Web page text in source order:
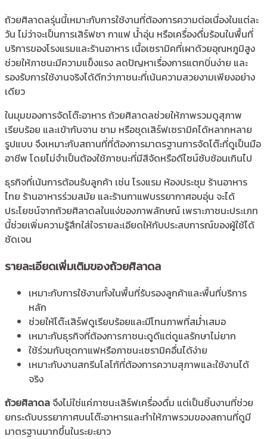
ถ้วยศิลาดลรุ่นนี้เหมาะกับการใช้งานที่ต้องการความต่อเนื่องในแต่ละ
วัน ไม่ว่าจะเป็นการเสิร์ฟชา กาแฟ น้ำอุ่น หรือเครื่องดื่มร้อนในพื้นที่
บริการของโรงแรมและร้านอาหาร เนื้อเซรามิคที่เผาด้วยอุณหภูมิสูง
ช่วยให้ภาชนะมีความแข็งแรง ลดปัญหาเรื่องการแตกบิ่นง่าย และ
รองรับการใช้งานจริงได้ดีกว่าภาชนะที่เน้นความสวยงามเพียงอย่าง
เดียว
ในมุมของการจัดโต๊ะอาหาร ถ้วยศิลาดลช่วยให้ภาพรวมดูสุภาพ
เรียบร้อย และเข้ากับจาน ชาม หรือชุดเสิร์ฟเซรามิคได้หลากหลาย
รูปแบบ จึงเหมาะกับสถานที่ที่ต้องการมาตรฐานการจัดโต๊ะที่ดูเป็นมือ
อาชีพ โดยไม่จำเป็นต้องใช้ภาชนะที่มีสีจัดหรือดีไซน์ซับซ้อนเกินไป
ธุรกิจที่เน้นการต้อนรับลูกค้า เช่น โรงแรม ห้องประชุม ร้านอาหาร
ไทย ร้านอาหารร่วมสมัย และร้านกาแฟบรรยากาศอบอุ่น จะได้
ประโยชน์จากถ้วยศิลาดลในแง่ของภาพลักษณ์ เพราะภาชนะประเภท
นี้ช่วยเพิ่มความรู้สึกใส่ใจรายละเอียดให้กับประสบการณ์ของผู้ใช้ได้
ชัดเจน
รายละเอียดเพิ่มเติมของถ้วยศิลาดล
เหมาะกับการใช้งานทั้งในพื้นที่รับรองลูกค้าและพื้นที่บริการ
หลัก
ช่วยให้โต๊ะเสิร์ฟดูเรียบร้อยและมีโทนภาพที่สม่ำเสมอ
เหมาะกับธุรกิจที่ต้องการภาชนะดูดีแต่ดูแลรักษาไม่ยาก
ใช้ร่วมกับชุดกาแฟหรือภาชนะเซรามิคอื่นได้ง่าย
เหมาะกับงานสกรีนโลโก้ที่ต้องการความสุภาพและใช้งานได้
จริง
ถ้วยศิลาดลจึงไม่ใช่แค่ภาชนะเสิร์ฟเครื่องดื่ม แต่เป็นชิ้นงานที่ช่วย
ยกระดับบรรยากาศบนโต๊ะอาหารและทำให้ภาพรวมของสถานที่ดูมี
มาตรฐานมากขึ้นในระยะยาว